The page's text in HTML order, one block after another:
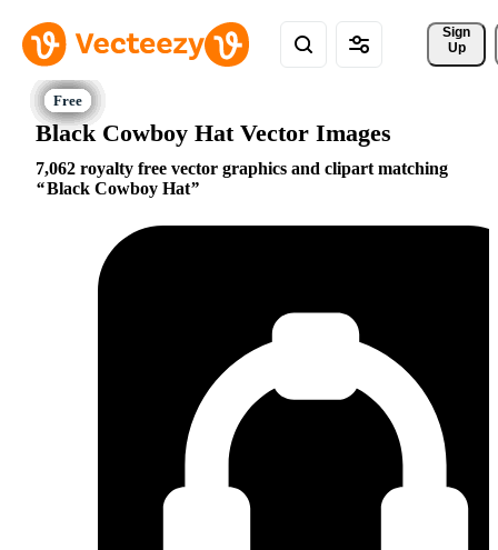
Sign
Up
Black Cowboy Hat Vector Images
7,062 royalty free vector graphics and clipart matching
Black Cowboy Hat